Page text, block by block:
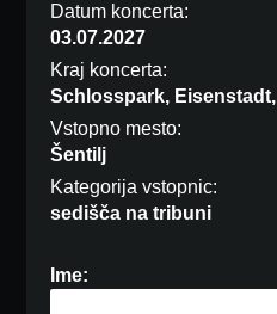
Datum koncerta:
03.07.2027
Kraj koncerta:
Schlosspark,
Vstopno mesto:
Šentilj
Kategorija vstopnic:
sedišča na tribuni
Ime: